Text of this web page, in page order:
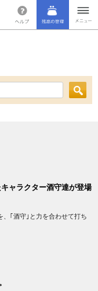
ャラクター酒守達が登場
、｢酒守｣と力を合わせて打ち